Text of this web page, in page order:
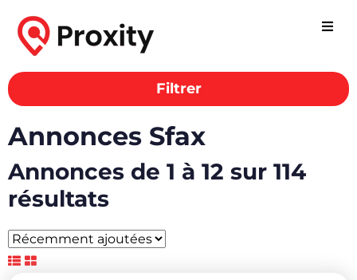
Filtrer
Annonces Sfax
Annonces de 1 à 12 sur 114
résultats